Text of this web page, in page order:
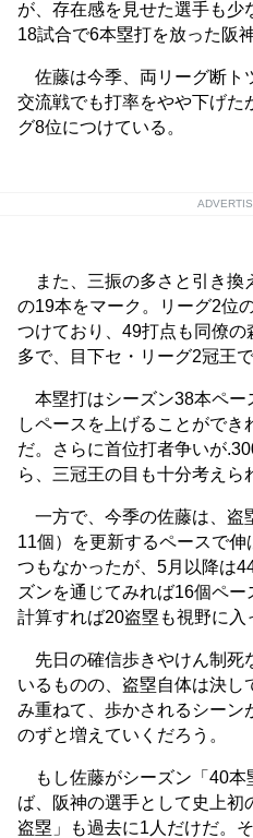
が、存在感を見せた選手も
18試合で6本塁打を放った阪
佐藤は今季、両リーグ断ト
交流戦でも打率をやや下げた
グ8位につけている。
また、三振の多さと引き換
の19本をマーク。リーグ2位
つけており、49打点も同僚
多で、目下セ・リーグ2冠王で
本塁打はシーズン38本ペー
しペースを上げることができ
だ。さらに首位打者争いが
ら、三冠王の目も十分考えら
一方で、今季の佐藤は、盗
11個）を更新するペースで
つもなかったが、5月以降は
ズンを通じてみれば16個ペ
計算すれば20盗塁も視野に入
先日の確信歩きやけん制死
いるものの、盗塁自体は決
み重ねて、歩かされるシーン
のずと増えていくだろう。
もし佐藤がシーズン「40本
ば、阪神の選手として史上初
盗塁」も過去に1人だけだ。